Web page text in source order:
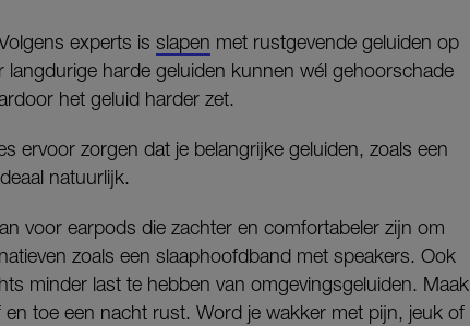
experts is slapen met rustgevende geluiden op
harde geluiden kunnen wél gehoorschade
het geluid harder zet.
ervoor zorgen dat je belangrijke geluiden, zoals een
natuurlijk.
voor earpods die zachter en comfortabeler zijn om
zoals een slaaphoofdband met speakers. Ook
minder last te hebben van omgevingsgeluiden. Maak
toe een nacht rust. Word je wakker met pijn, jeuk of